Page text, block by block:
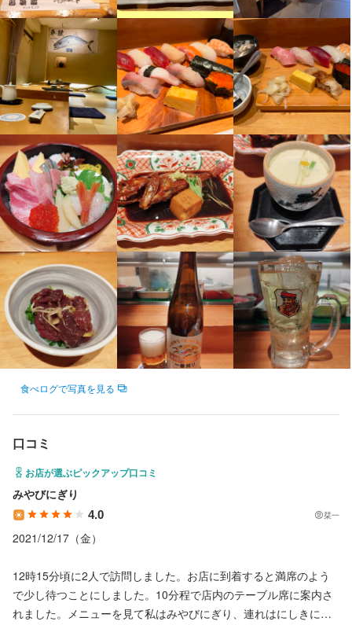
整っています。
求職者の皆さまへ
最後までご覧いただき、ありがとうございます。
当店では、これから先もお店の歴史と味を支えてくださる寿司職
人を新たに募集しています。
おかげさまで創業から60年以上、多くのお客様にご支持いただ
き、常連の方はもちろん、新しいお客様にも足を運んでいただい
ています。長く続くお店だからこそ、腰を据えて技術を磨き、安
定した環境で働ける体制が整っています。
「職人として、もう一段階レベルアップしたい」
「将来を見据えて、安心できる職場でキャリアを築きたい」
そんな想いをお持ちの方には、きっとやりがいを感じていただけ
るはずです。
まずは話を聞くだけでも大歓迎です。
あなたとお会いできる日を、スタッフ一同楽しみにしています。
食べログで写真を見る
口コミ
お店が選ぶピックアップ口コミ
みやびにぎり
4.0 栞一
2021/12/17（金）
12時15分頃に2人で訪問しました。お店に到着すると満席のよう
で少し待つことにしました。10分程で店内のテーブル席に案内さ
れました。メニューを見て私はみやびにぎり、連れはにしきにぎ
各種社会保険を完備しており、将来を見据えて安定して働ける体
制が整っています。長年多くのお客様に愛されてきた実績ある店
舗のため、経営基盤も安定しています。落ち着いた環境で、料理
人として技術を磨きながら、寿司と真剣に向き合いたい方に最適
な職場です。
身に付くスキル
包丁さばき 寿司技術 盛り付け技術 高級食材の知識 日本酒の知識
魚の知識
仕入れ・食材の目利き
応募資格
必須スキル・経験
飲食店で調理経験をお持ちの方
求める人物像
・調理経験を活かしたい方
・チームワークが得意な方
・鮨職人として成長したい方
店名
品川駅前すし処　藤寿司